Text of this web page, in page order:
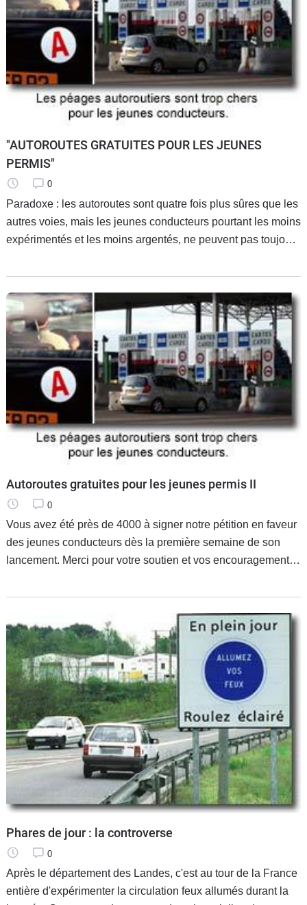
"AUTOROUTES GRATUITES POUR LES JEUNES
PERMIS"
0
Paradoxe : les autoroutes sont quatre fois plus sûres que les
autres voies, mais les jeunes conducteurs pourtant les moins
expérimentés et les moins argentés, ne peuvent pas toujours
demande
Autoroutes gratuites pour les jeunes permis II
0
Vous avez été près de 4000 à signer notre pétition en faveur
des jeunes conducteurs dès la première semaine de son
lancement. Merci pour votre soutien et vos encouragements.
mail que
Phares de jour : la controverse
0
Après le département des Landes, c'est au tour de la France
entière d'expérimenter la circulation feux allumés durant la